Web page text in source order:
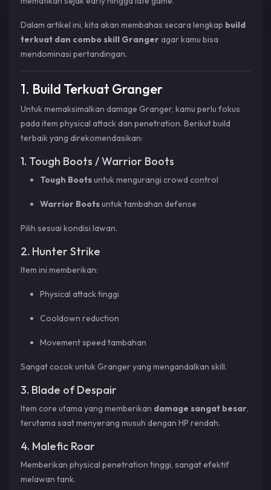
Dalam artikel ini, kita akan membahas secara lengkap build
terkuat dan combo skill Grangeragar kamu bisa
mendominasi pertandingan.
1. Build Terkuat Granger
Untuk memaksimalkan damage Granger, kamu perlu fokus
pada item physical attack dan penetration. Berikut build
terbaik yang direkomendasikan:
1. Tough Boots / Warrior Boots
Tough Bootsuntuk mengurangi crowd control
Warrior Bootsuntuk tambahan defense
Pilih sesuai kondisi lawan.
2. Hunter Strike
Item ini memberikan:
Physical attack tinggi
Cooldown reduction
Movement speed tambahan
Sangat cocok untuk Granger yang mengandalkan skill.
3. Blade of Despair
Item core utama yang memberikan damage sangat besar,
terutama saat menyerang musuh dengan HP rendah.
4. Malefic Roar
Memberikan physical penetration tinggi, sangat efektif
melawan tank.